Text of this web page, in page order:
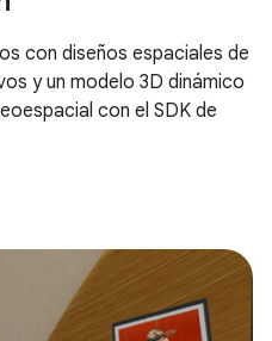
con diseños espaciales de
y un modelo 3D dinámico
con el SDK de